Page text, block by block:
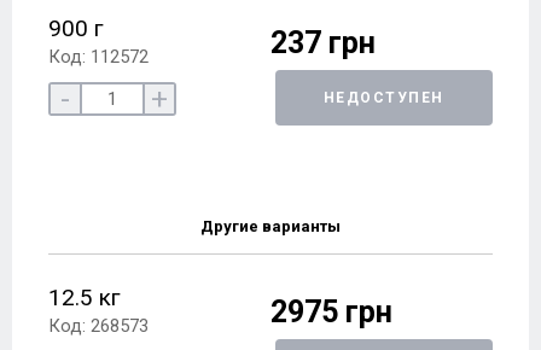
900 г
Код: 112572 237 грн
- + НЕДОСТУПЕН
Другие варианты
12.5 кг
Код: 268573 2975 грн